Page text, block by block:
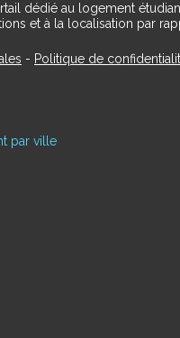
dédié au logement
et à la localisation par
- Politique de
par ville